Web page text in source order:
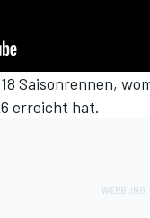
Saisonrennen,
erreicht hat.